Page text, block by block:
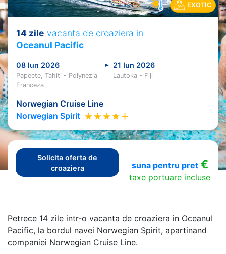
EXOTIC
14 zile vacanta de croaziera in
Oceanul Pacific
08 Iun 2026 21 Iun 2026
Papeete, Tahiti - Polynezia
Franceza
Lautoka - Fiji
Norwegian Cruise Line
Norwegian Spirit
Solicita oferta de
croaziera
suna pentru pret€
taxe portuare incluse
Petrece 14 zile intr-o vacanta de croaziera in Oceanul
Pacific, la bordul navei Norwegian Spirit, apartinand
companiei Norwegian Cruise Line.